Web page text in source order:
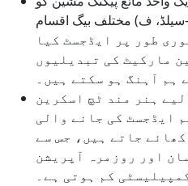
مختلف بیگ اقسام (مثلاً بیک-سیلڈ، فoure-ไซด์ سیلڈ) اور
طور پر ایڈجسٹ کیا
مارکیٹ کی تبدیلیوں
ہم آہنگ ہو سکتے ہیں۔
ہنر مند ٹچ اسکرین
ایڈجسٹ کی جانے والی
جاتے ہیں، جس سے
اور روزمرہ آپریشن
کم ہوتی ہے۔